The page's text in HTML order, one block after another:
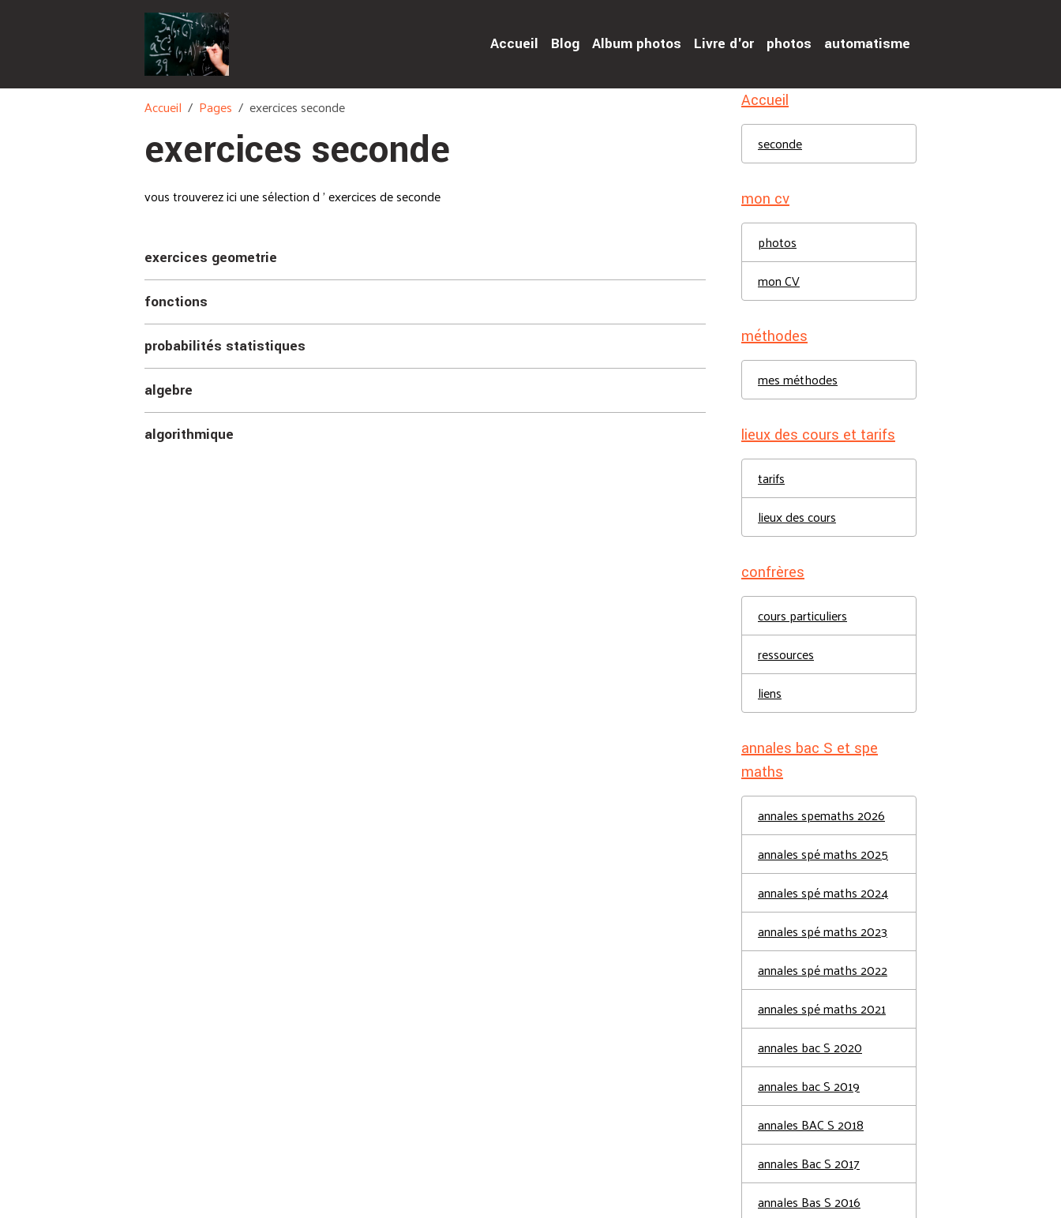
Accueil Blog Album photos Livre d'or photos automatisme
Accueil Pages exercices seconde
exercices seconde
vous trouverez ici une sélection d ' exercices de seconde
exercices geometrie
fonctions
probabilités statistiques
algebre
algorithmique
Accueil
seconde
mon cv
photos
mon CV
méthodes
mes méthodes
lieux des cours et tarifs
tarifs
lieux des cours
confrères
cours particuliers
ressources
liens
annales bac S et spe
maths
annales spemaths 2026
annales spé maths 2025
annales spé maths 2024
annales spé maths 2023
annales spé maths 2022
annales spé maths 2021
annales bac S 2020
annales bac S 2019
annales BAC S 2018
annales Bac S 2017
annales Bas S 2016